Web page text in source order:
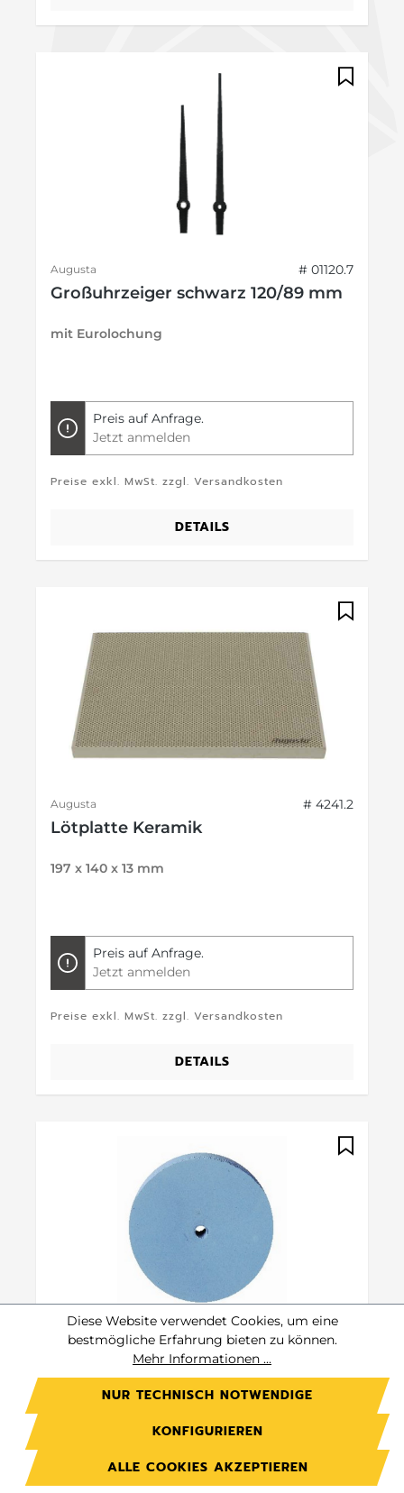
Augusta # 01120.7
Großuhrzeiger schwarz 120/89 mm
mit Eurolochung
Preis auf Anfrage.
Jetzt anmelden
Preise exkl. MwSt. zzgl. Versandkosten
DETAILS
Augusta # 4241.2
Lötplatte Keramik
197 x 140 x 13 mm
Preis auf Anfrage.
Jetzt anmelden
Preise exkl. MwSt. zzgl. Versandkosten
DETAILS
Augusta # 4561.3223
Silikon Polierer blau
Rad Ø 22 mm
Preis auf Anfrage.
Diese Website verwendet Cookies, um eine
bestmögliche Erfahrung bieten zu können.
Mehr Informationen ...
NUR TECHNISCH NOTWENDIGE
KONFIGURIEREN
ALLE COOKIES AKZEPTIEREN